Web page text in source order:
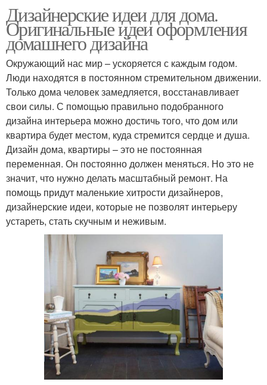
Дизайнерские идеи для дома.
Оригинальные идеи оформления
домашнего дизайна
Окружающий нас мир – ускоряется с каждым годом.
Люди находятся в постоянном стремительном движении.
Только дома человек замедляется, восстанавливает
свои силы. С помощью правильно подобранного
дизайна интерьера можно достичь того, что дом или
квартира будет местом, куда стремится сердце и душа.
Дизайн дома, квартиры – это не постоянная
переменная. Он постоянно должен меняться. Но это не
значит, что нужно делать масштабный ремонт. На
помощь придут маленькие хитрости дизайнеров,
дизайнерские идеи, которые не позволят интерьеру
устареть, стать скучным и неживым.